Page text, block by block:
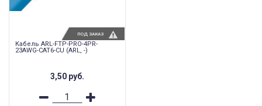
Кабель ARL-FTP-PRO-4PR-
23AWG-CAT6-CU (ARL, -)
3,50 руб.
ПОД ЗАКАЗ